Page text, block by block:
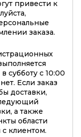
привести к
заказа.
субботу с 10:00
Если заказ
доставки,
а также
области
клиентом.